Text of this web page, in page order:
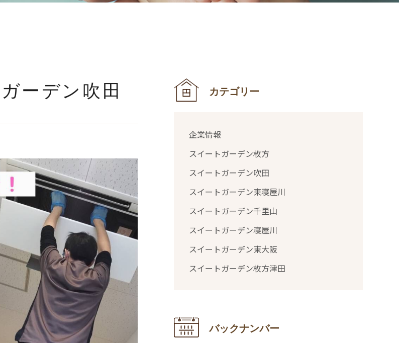
ーデン吹田 カテゴリー
企業情報
スイートガーデン枚方
スイートガーデン吹田
スイートガーデン東寝屋川
スイートガーデン千里山
スイートガーデン寝屋川
スイートガーデン東大阪
スイートガーデン枚方津田
バックナンバー